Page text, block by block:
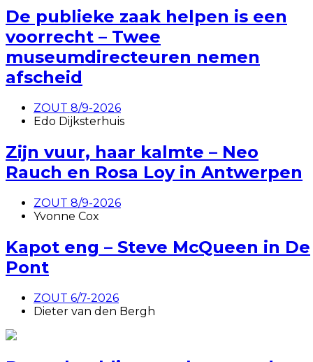
De publieke zaak helpen is een
voorrecht – Twee
museumdirecteuren nemen
afscheid
ZOUT 8/9-2026
Edo Dijksterhuis
Zijn vuur, haar kalmte – Neo
Rauch en Rosa Loy in Antwerpen
ZOUT 8/9-2026
Yvonne Cox
Kapot eng – Steve McQueen in De
Pont
ZOUT 6/7-2026
Dieter van den Bergh